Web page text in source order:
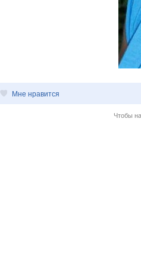
Мне нравится
Чтобы